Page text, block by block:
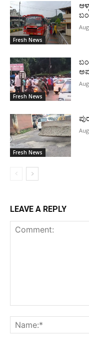
Fresh News
Fresh News
Fresh News
LEAVE A REPLY